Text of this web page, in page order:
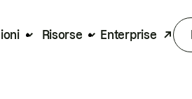
Risorse Enterprise